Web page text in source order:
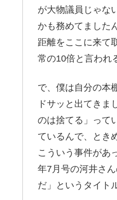
が大物議員じゃな
かも務めてました
距離をここに来て
常の10倍と言われ
で、僕は自分の本
ドサッと出てきま
のは捨てる」って
ているんで、とき
こういう事件があ
年7月号の河井さ
だ」というタイト